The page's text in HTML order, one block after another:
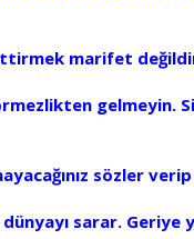
marifet
gelmeyin.
sözler
dünyayı sarar.